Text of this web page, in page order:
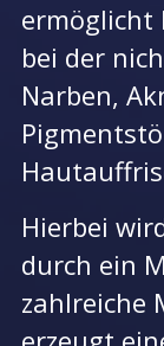
ermöglicht
bei der
Narben,
Hierbei
durch ein
zahlreiche